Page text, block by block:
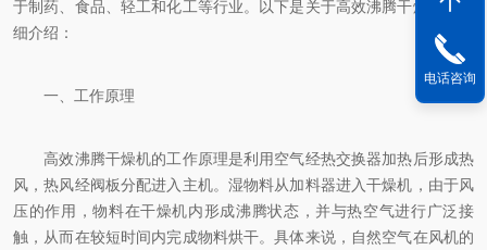
于制药、食品、轻工和化工等行业。以下是关于高效沸腾干燥机的详
细介绍：
一、工作原理
高效沸腾干燥机的工作原理是利用空气经热交换器加热后形成热
风，热风经阀板分配进入主机。湿物料从加料器进入干燥机，由于风
压的作用，物料在干燥机内形成沸腾状态，并与热空气进行广泛接
触，从而在较短时间内完成物料烘干。具体来说，自然空气在风机的
电话咨询